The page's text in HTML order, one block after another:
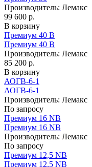
Производитель: Лемакс
99 600 р.
В корзину
Премиум 40 B
Премиум 40 B
Производитель: Лемакс
85 200 р.
В корзину
АОГВ-6-1
АОГВ-6-1
Производитель: Лемакс
По запросу
Премиум 16 NB
Премиум 16 NB
Производитель: Лемакс
По запросу
Премиум 12,5 NB
Премиум 12,5 NB